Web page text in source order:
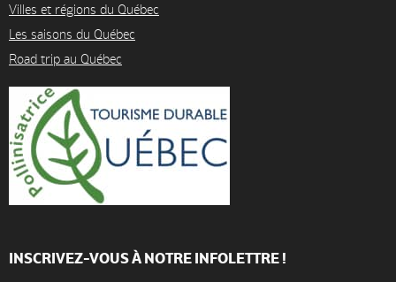
Villes et régions du Québec
Les saisons du Québec
Road trip au Québec
INSCRIVEZ-VOUS À NOTRE INFOLETTRE !